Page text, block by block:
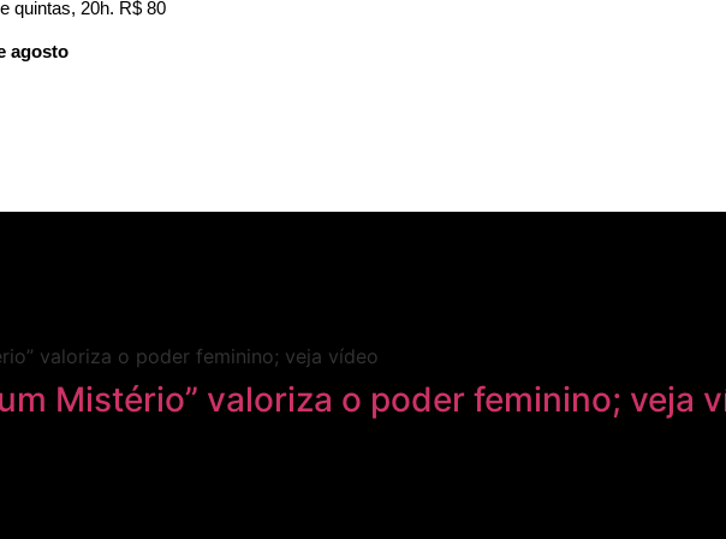
quintas, 20h. R$ 80
agosto
Mistério” valoriza o poder feminino; veja